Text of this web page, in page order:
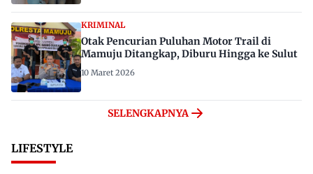
KRIMINAL
Otak Pencurian Puluhan Motor Trail di
Mamuju Ditangkap, Diburu Hingga ke Sulut
10 Maret 2026
SELENGKAPNYA
LIFESTYLE